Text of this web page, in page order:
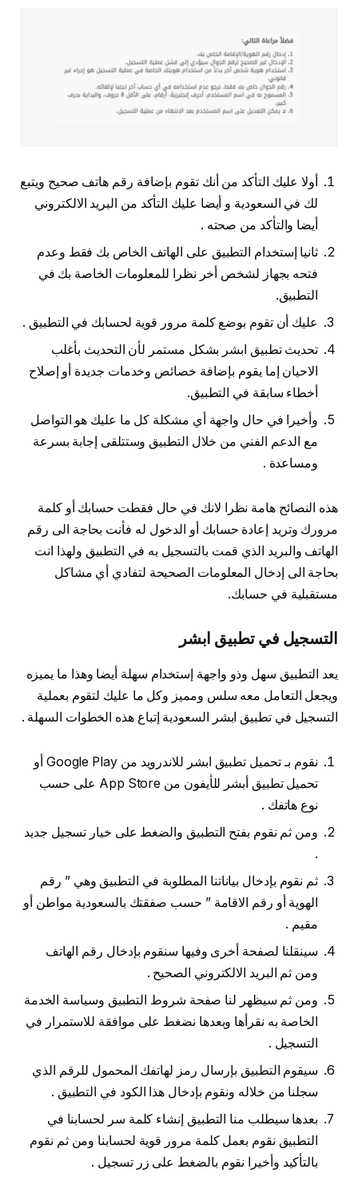
أولا عليك التأكد من أنك تقوم بإضافة رقم هاتف صحيح ويتبع
لك في السعودية و أيضا عليك التأكد من البريد الالكتروني
أيضا والتأكد من صحته .
ثانيا إستخدام التطبيق على الهاتف الخاص بك فقط وعدم
فتحه بجهاز لشخص أخر نظرا للمعلومات الخاصة بك في
التطبيق.
عليك أن تقوم بوضع كلمة مرور قوية لحسابك في التطبيق .
تحديث تطبيق ابشر بشكل مستمر لأن التحديث بأغلب
الاحيان إما يقوم بإضافة خصائص وخدمات جديدة أو إصلاح
أخطاء سابقة في التطبيق.
وأخيرا في حال واجهة أي مشكلة كل ما عليك هو التواصل
مع الدعم الفني من خلال التطبيق وستتلقى إجابة بسرعة
ومساعدة .
هذه النصائح هامة نظرا لانك في حال فقطت حسابك أو كلمة
مرورك وتريد إعادة حسابك أو الدخول له فأنت بحاجة الى رقم
الهاتف والبريد الذي قمت بالتسجيل به في التطبيق ولهذا انت
بحاجة الى إدخال المعلومات الصحيحة لتفادي أي مشاكل
مستقبلية في حسابك.
التسجيل في تطبيق ابشر
يعد التطبيق سهل وذو واجهة إستخدام سهلة أيضا وهذا ما يميزه
ويجعل التعامل معه سلس ومميز وكل ما عليك لتقوم بعملية
التسجيل في تطبيق ابشر السعودية إتباع هذه الخطوات السهلة .
نقوم بـ تحميل تطبيق ابشر للاندرويد من Google Play أو
تحميل تطبيق أبشر للأيفون من App Store على حسب
نوع هاتفك .
ومن ثم نقوم بفتح التطبيق والضغط على خيار تسجيل جديد
.
ثم نقوم بإدخال بياناتنا المطلوبة في التطبيق وهي ” رقم
الهوية أو رقم الاقامة ” حسب صفقتك بالسعودية مواطن أو
مقيم .
سينقلنا لصفحة أخرى وفيها سنقوم بإدخال رقم الهاتف
ومن ثم البريد الالكتروني الصحيح .
ومن ثم سيظهر لنا صفحة شروط التطبيق وسياسة الخدمة
الخاصة به نقرأها وبعدها نضغط على موافقة للاستمرار في
التسجيل .
سيقوم التطبيق بإرسال رمز لهاتفك المحمول للرقم الذي
سجلنا من خلاله ونقوم بإدخال هذا الكود في التطبيق .
بعدها سيطلب منا التطبيق إنشاء كلمة سر لحسابنا في
التطبيق نقوم بعمل كلمة مرور قوية لحسابنا ومن ثم نقوم
بالتأكيد وأخيرا نقوم بالضغط على زر تسجيل .